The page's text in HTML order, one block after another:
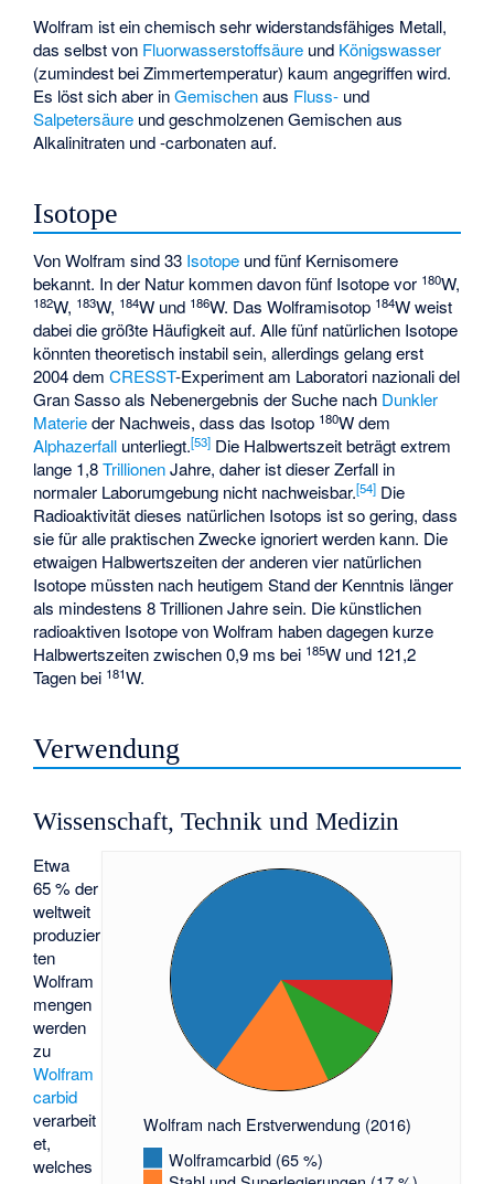
Wolfram ist ein chemisch sehr widerstandsfähiges Metall,
das selbst von Fluorwasserstoffsäure und Königswasser
(zumindest bei Zimmertemperatur) kaum angegriffen wird.
Es löst sich aber inGemischenaus Fluss- und
Salpetersäure und geschmolzenen Gemischen aus
Alkalinitraten und -carbonaten auf.
Isotope
Von Wolfram sind 33 Isotope und fünf Kernisomere
bekannt. In der Natur kommen davon fünf Isotope vor 180W,
182W, 183W, 184W und 186W. Das Wolframisotop 184W weist
dabei die größte Häufigkeit auf. Alle fünf natürlichen Isotope
könnten theoretisch instabil sein, allerdings gelang erst
2004 demCRESST-Experiment am Laboratori nazionali del
Gran Sassoals Nebenergebnis der Suche nach Dunkler
Materieder Nachweis, dass das Isotop 180W dem
Alphazerfall unterliegt.[53] Die Halbwertszeit beträgt extrem
lange 1,8TrillionenJahre, daher ist dieser Zerfall in
normaler Laborumgebung nicht nachweisbar.[54] Die
Radioaktivität dieses natürlichen Isotops ist so gering, dass
sie für alle praktischen Zwecke ignoriert werden kann. Die
etwaigen Halbwertszeiten der anderen vier natürlichen
Isotope müssten nach heutigem Stand der Kenntnis länger
als mindestens 8 Trillionen Jahre sein. Die künstlichen
radioaktiven Isotope von Wolfram haben dagegen kurze
Halbwertszeiten zwischen 0,9 ms bei 185W und 121,2
Tagen bei 181W.
Verwendung
Wissenschaft, Technik und Medizin
Wolfram nach Erstverwendung (2016)
Wolframcarbid (65 %)
Etwa
65 % der
weltweit
produzier
ten
Wolfram
mengen
werden
zu
Wolfram
carbid
verarbeit
et,
welches